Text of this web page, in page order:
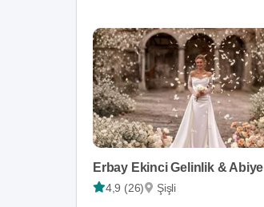
Erbay Ekinci Gelinlik & Abiye
4,9 (26) Şişli